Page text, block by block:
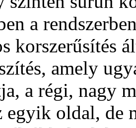
a
korszerűsítés
amely
a régi, nagy
egyik oldal,